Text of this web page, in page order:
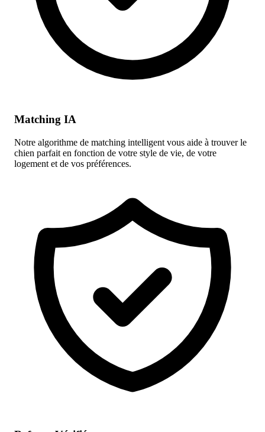
Matching IA
Notre algorithme de matching intelligent vous aide à trouver le
chien parfait en fonction de votre style de vie, de votre
logement et de vos préférences.